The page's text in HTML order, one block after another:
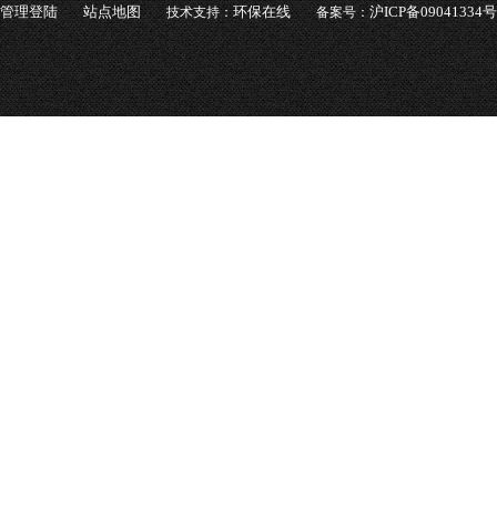
管理登陆 站点地图 技术支持：环保在线 备案号：沪ICP备09041334